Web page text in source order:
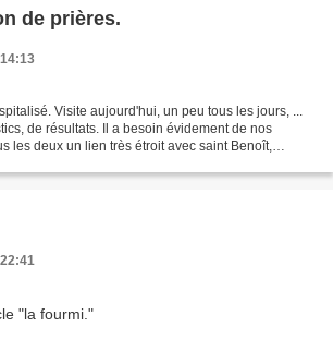
de prières.
Visite aujourd'hui, un peu tous les jours, ...
de résultats. Il a besoin évidement de nos
les deux un lien très étroit avec saint Benoît,